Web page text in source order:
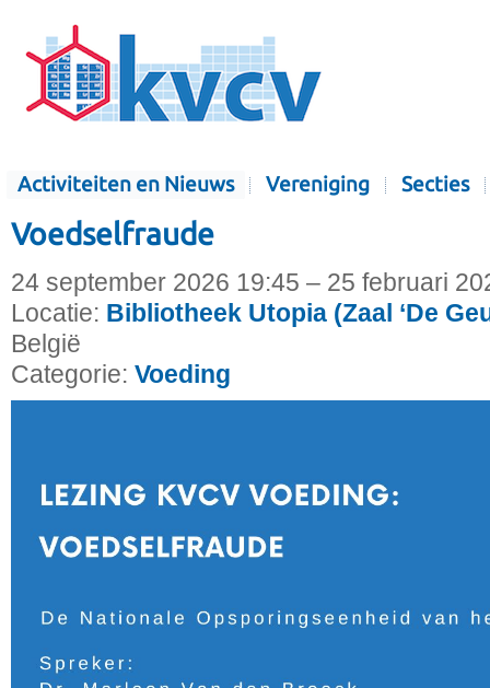
Activiteiten en Nieuws Vereniging Secties
Voedselfraude
24 september 2026 19:45 – 25 februari
Locatie: Bibliotheek Utopia (Zaal ‘De
België
Categorie: Voeding